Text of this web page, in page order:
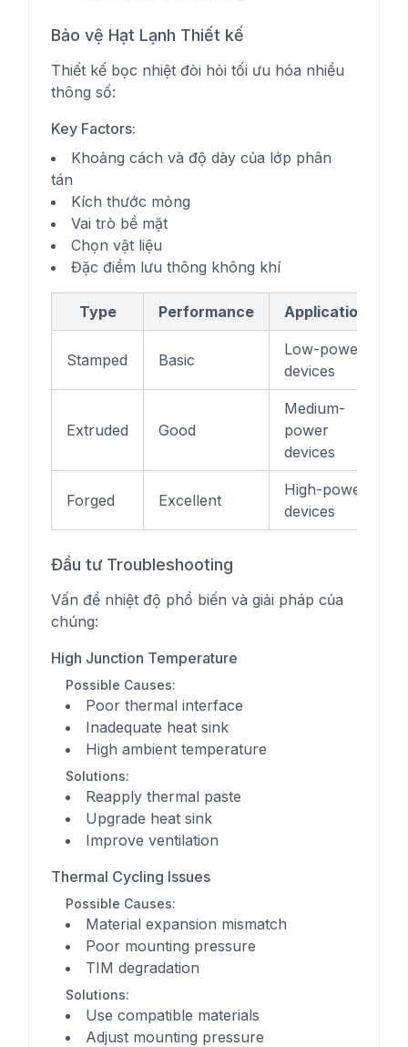
Bảo vệ Hạt Lạnh Thiết kế
Thiết kế bọc nhiệt đòi hỏi tối ưu hóa nhiều
thông số:
Key Factors:
Khoảng cách và độ dày của lớp phân
tán
Kích thước mỏng
Vai trò bề mặt
Chọn vật liệu
Đặc điểm lưu thông không khí
Type Performance Applications
Stamped Basic
Low-power
devices
Extruded Good
Medium-
power
devices
Forged Excellent
High-power
devices
Đầu tư Troubleshooting
Vấn đề nhiệt độ phổ biến và giải pháp của
chúng:
High Junction Temperature
Possible Causes:
Poor thermal interface
Inadequate heat sink
High ambient temperature
Solutions:
Reapply thermal paste
Upgrade heat sink
Improve ventilation
Thermal Cycling Issues
Possible Causes:
Material expansion mismatch
Poor mounting pressure
TIM degradation
Solutions:
Use compatible materials
Adjust mounting pressure